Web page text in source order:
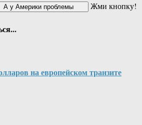
Жми кнопку!
на европейском транзите